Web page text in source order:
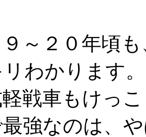
～２０年頃
わかります。
軽戦車もけっ
強なのは、